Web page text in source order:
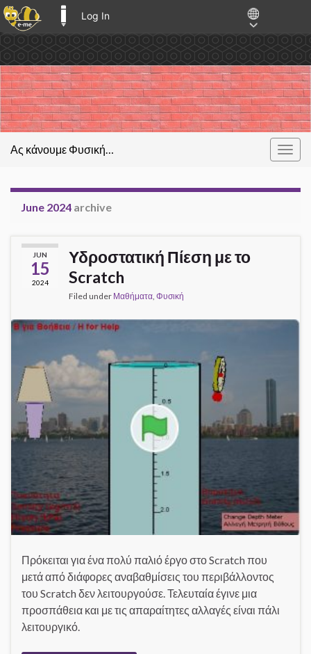
Log In
Ας κάνουμε Φυσική…
June 2024 archive
JUN
15
2024
Υδροστατική Πίεση με το
Scratch
Filed under Μαθήματα Φυσική
Πρόκειται για ένα πολύ παλιό έργο στο Scratch που
μετά από διάφορες αναβαθμίσεις του περιβάλλοντος
του Scratch δεν λειτουργούσε. Τελευταία έγινε μια
προσπάθεια και με τις απαραίτητες αλλαγές είναι πάλι
λειτουργικό.